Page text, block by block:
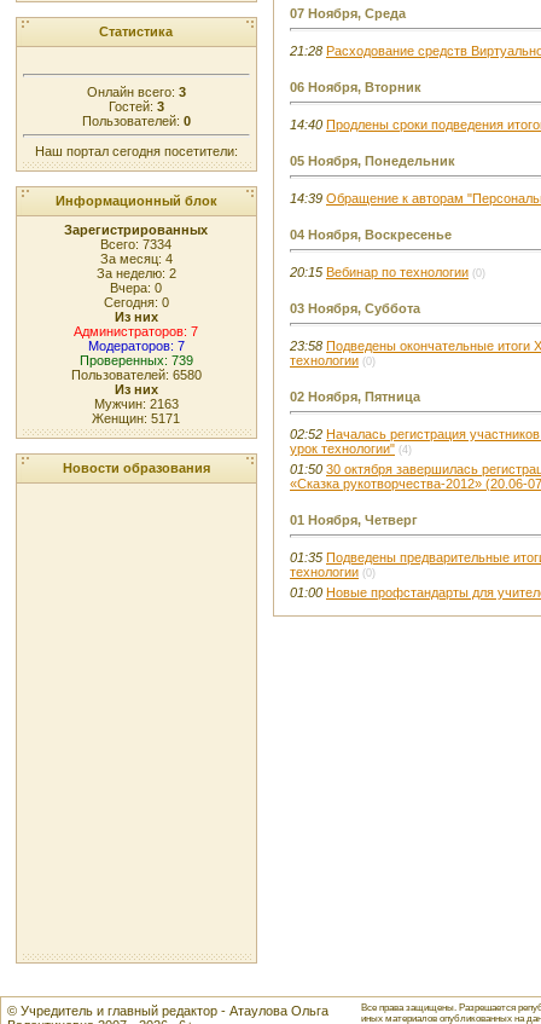
Статистика
Онлайн всего: 3
Гостей: 3
Пользователей: 0
Наш портал сегодня посетители:
Информационный блок
Зарегистрированных
Всего: 7334
За месяц: 4
За неделю: 2
Вчера: 0
Сегодня: 0
Из них
Администраторов: 7
Модераторов: 7
Проверенных: 739
Пользователей: 6580
Из них
Мужчин: 2163
Женщин: 5171
Новости образования
07 Ноября, Среда
21:28 Расходование средств
06 Ноября, Вторник
14:40 Продлены сроки подведения
05 Ноября, Понедельник
14:39 Обращение к авторам
04 Ноября, Воскресенье
20:15 Вебинар по технологии (0)
03 Ноября, Суббота
23:58 Подведены окончательные итоги
технологии (0)
02 Ноября, Пятница
02:52 Началась регистрация
урок технологии" (4)
01:50 30 октября завершилась
«Сказка рукотворчества-2012» (20.06-
01 Ноября, Четверг
01:35 Подведены предварительные
технологии (0)
01:00 Новые профстандарты для
© Учредитель и главный редактор - Атаулова Ольга
Все права защищены. Разрешается
иных материалов опубликованных на